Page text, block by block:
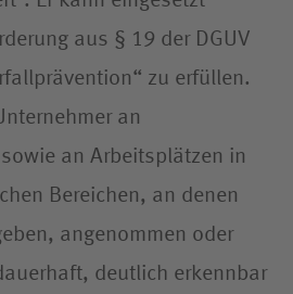
aus § 19 der DGUV
zu erfüllen.
an
an Arbeitsplätzen in
Bereichen, an denen
angenommen oder
deutlich erkennbar